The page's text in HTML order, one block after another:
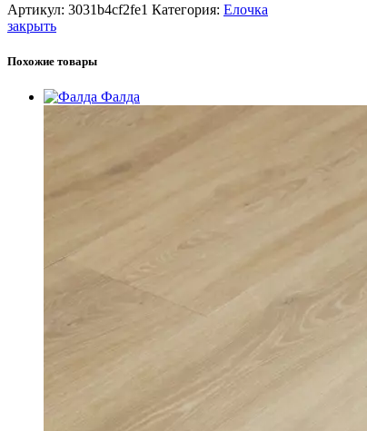
Артикул: 3031b4cf2fe1 Категория: Елочка
закрыть
Похожие товары
Фалда